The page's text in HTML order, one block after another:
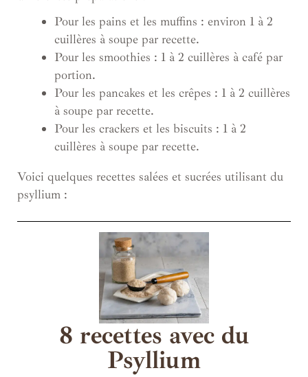
Pour les pains et les muffins : environ 1 à 2
cuillères à soupe par recette.
Pour les smoothies : 1 à 2 cuillères à café par
portion.
Pour les pancakes et les crêpes : 1 à 2 cuillères
à soupe par recette.
Pour les crackers et les biscuits : 1 à 2
cuillères à soupe par recette.
Voici quelques recettes salées et sucrées utilisant du
psyllium :
8 recettes avec du
Psyllium